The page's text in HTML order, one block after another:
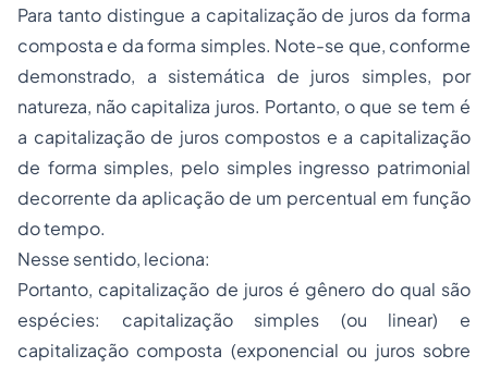
Para tanto distingue a capitalização de juros da forma
composta e da forma simples. Note-se que, conforme
demonstrado, a sistemática de juros simples, por
natureza, não capitaliza juros. Portanto, o que se tem é
a capitalização de juros compostos e a capitalização
de forma simples, pelo simples ingresso patrimonial
decorrente da aplicação de um percentual em função
do tempo.
Nesse sentido, leciona:
Portanto, capitalização de juros é gênero do qual são
espécies: capitalização simples (ou linear) e
capitalização composta (exponencial ou juros sobre